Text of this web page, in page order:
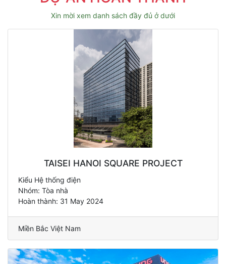
Xin mời xem danh sách đầy đủ ở dưới
TAISEI HANOI SQUARE PROJECT
Kiểu Hệ thống điện
Nhóm: Tòa nhà
Hoàn thành: 31 May 2024
Miền Bắc Việt Nam